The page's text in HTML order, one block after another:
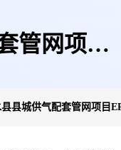
管网项目
县城供气配套管网项目